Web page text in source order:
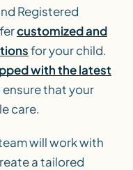
Registered
customized and
for your child.
with the latest
that your
care.
will work with
a tailored